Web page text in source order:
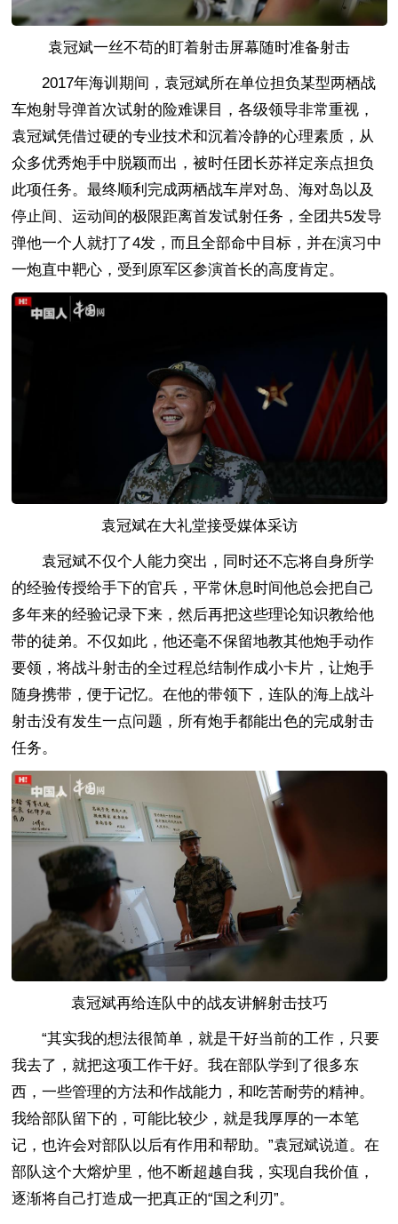
袁冠斌一丝不苟的盯着射击屏幕随时准备射击
2017年海训期间，袁冠斌所在单位担负某型两栖战
车炮射导弹首次试射的险难课目，各级领导非常重视，
袁冠斌凭借过硬的专业技术和沉着冷静的心理素质，从
众多优秀炮手中脱颖而出，被时任团长苏祥定亲点担负
此项任务。最终顺利完成两栖战车岸对岛、海对岛以及
停止间、运动间的极限距离首发试射任务，全团共5发导
弹他一个人就打了4发，而且全部命中目标，并在演习中
一炮直中靶心，受到原军区参演首长的高度肯定。
袁冠斌在大礼堂接受媒体采访
袁冠斌不仅个人能力突出，同时还不忘将自身所学
的经验传授给手下的官兵，平常休息时间他总会把自己
多年来的经验记录下来，然后再把这些理论知识教给他
带的徒弟。不仅如此，他还毫不保留地教其他炮手动作
要领，将战斗射击的全过程总结制作成小卡片，让炮手
随身携带，便于记忆。在他的带领下，连队的海上战斗
射击没有发生一点问题，所有炮手都能出色的完成射击
任务。
袁冠斌再给连队中的战友讲解射击技巧
“其实我的想法很简单，就是干好当前的工作，只要
我去了，就把这项工作干好。我在部队学到了很多东
西，一些管理的方法和作战能力，和吃苦耐劳的精神。
我给部队留下的，可能比较少，就是我厚厚的一本笔
记，也许会对部队以后有作用和帮助。”袁冠斌说道。在
部队这个大熔炉里，他不断超越自我，实现自我价值，
逐渐将自己打造成一把真正的“国之利刃”。